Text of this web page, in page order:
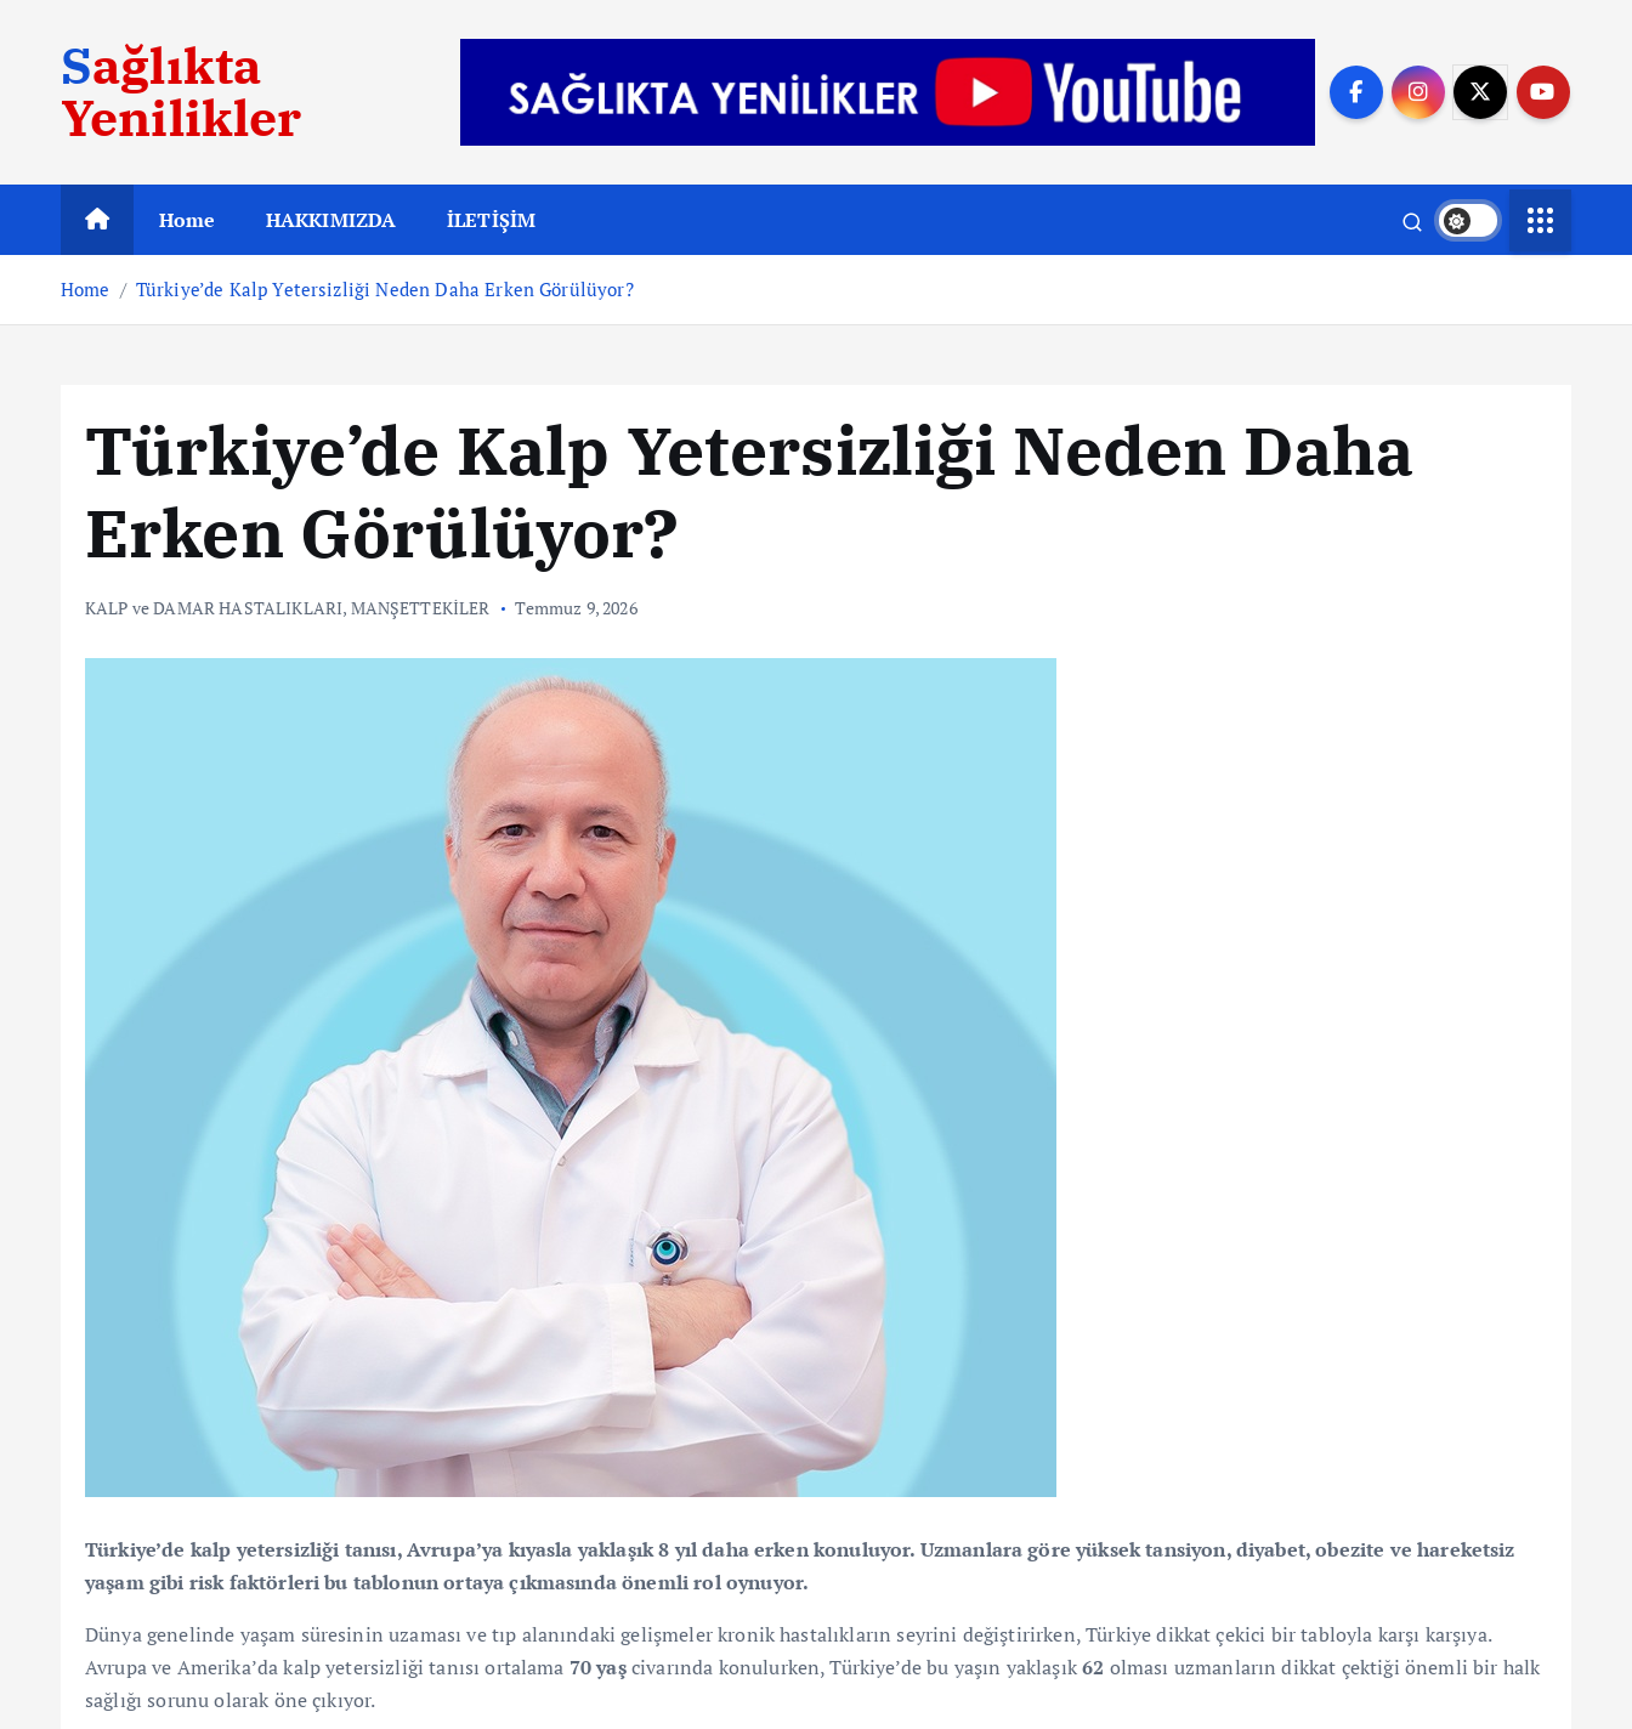
o
Sağlıkta
Yenilikler
Home HAKKIMIZDA İLETİŞİM
Home Türkiye’de Kalp Yetersizliği Neden Daha Erken Görülüyor?
Türkiye’de Kalp Yetersizliği Neden Daha
Erken Görülüyor?
KALP ve DAMAR HASTALIKLARI, MANŞETTEKİLER Temmuz 9, 2026
Türkiye’de kalp yetersizliği tanısı, Avrupa’ya kıyasla yaklaşık 8 yıl daha erken konuluyor. Uzmanlara göre yüksek tansiyon, diyabet, obezite ve hareketsiz
yaşam gibi risk faktörleri bu tablonun ortaya çıkmasında önemli rol oynuyor.
Dünya genelinde yaşam süresinin uzaması ve tıp alanındaki gelişmeler kronik hastalıkların seyrini değiştirirken, Türkiye dikkat çekici bir tabloyla karşı karşıya.
Avrupa ve Amerika’da kalp yetersizliği tanısı ortalama 70 yaşcivarında konulurken, Türkiye’de bu yaşın yaklaşık62 olması uzmanların dikkat çektiği önemli bir halk
sağlığı sorunu olarak öne çıkıyor.